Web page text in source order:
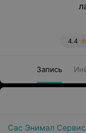
4.4
Запись
Сас Энимал Сервис